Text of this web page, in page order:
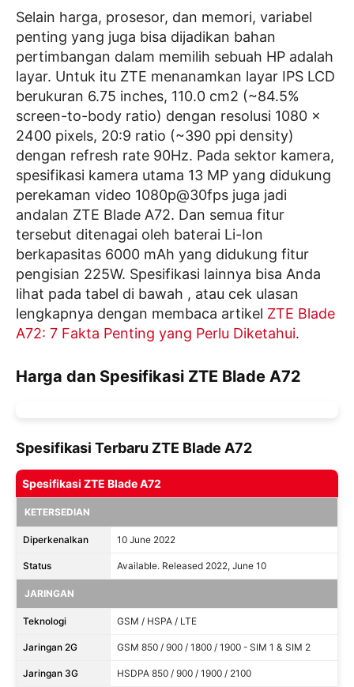
Selain harga, prosesor, dan memori, variabel
penting yang juga bisa dijadikan bahan
pertimbangan dalam memilih sebuah HP adalah
layar. Untuk itu ZTE menanamkan layar IPS LCD
berukuran 6.75 inches, 110.0 cm2 (~84.5%
screen-to-body ratio) dengan resolusi 1080 x
2400 pixels, 20:9 ratio (~390 ppi density)
dengan refresh rate 90Hz. Pada sektor kamera,
spesifikasi kamera utama 13 MP yang didukung
perekaman video 1080p@30fps juga jadi
andalan ZTE Blade A72. Dan semua fitur
tersebut ditenagai oleh baterai Li-Ion
berkapasitas 6000 mAh yang didukung fitur
pengisian 225W. Spesifikasi lainnya bisa Anda
lihat pada tabel di bawah , atau cek ulasan
lengkapnya dengan membaca artikel ZTE Blade
A72: 7 Fakta Penting yang Perlu Diketahui.
Harga dan Spesifikasi ZTE Blade A72
Spesifikasi Terbaru ZTE Blade A72
Spesifikasi ZTE Blade A72
KETERSEDIAN
Diperkenalkan 10 June 2022
Status Available. Released 2022, June 10
JARINGAN
Teknologi GSM / HSPA / LTE
Jaringan 2G GSM 850 / 900 / 1800 / 1900 - SIM 1 & SIM 2
Jaringan 3G HSDPA 850 / 900 / 1900 / 2100